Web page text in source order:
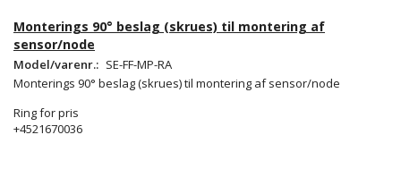
Monterings 90° beslag (skrues) til montering af
sensor/node
Model/varenr.: SE-FF-MP-RA
Monterings 90° beslag (skrues) til montering af sensor/node
Ring for pris
+4521670036